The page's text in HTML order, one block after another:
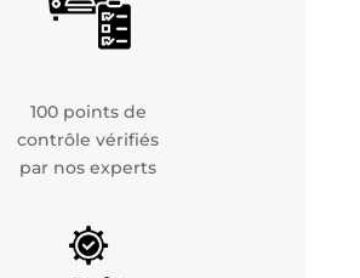
100 points de
contrôle vérifiés
par nos experts